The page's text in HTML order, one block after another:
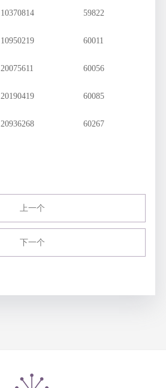
10370814 59822
10950219 60011
20075611 60056
20190419 60085
20936268 60267
上一个
下一个